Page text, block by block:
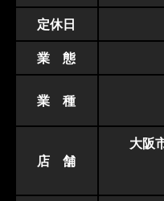
定休日
業 態
業 種
店 舗
大阪